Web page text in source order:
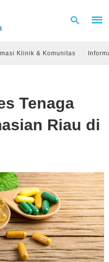
Klinik & Komunitas
Tenaga
Riau di